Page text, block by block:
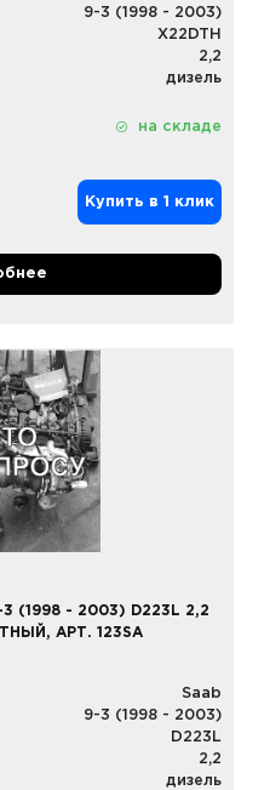
9-3 (1998 - 2003)
X22DTH
2,2
дизель
на складе
Купить в 1 клик
(1998 - 2003) D223L 2,2
АРТ. 123SA
Saab
9-3 (1998 - 2003)
D223L
2,2
дизель